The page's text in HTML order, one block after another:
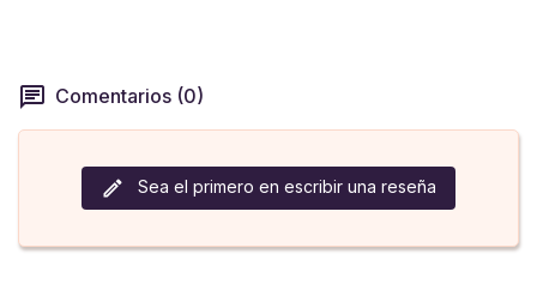
Comentarios (0)
Sea el primero en escribir una reseña